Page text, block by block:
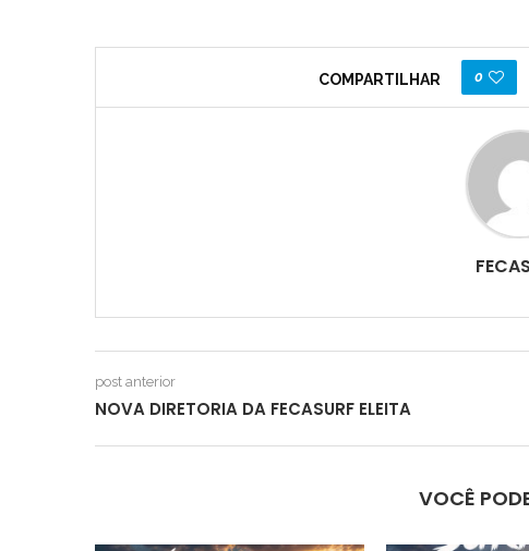
COMPARTILHAR 0
post anterior
NOVA DIRETORIA DA FECASURF ELEITA
VOCÊ